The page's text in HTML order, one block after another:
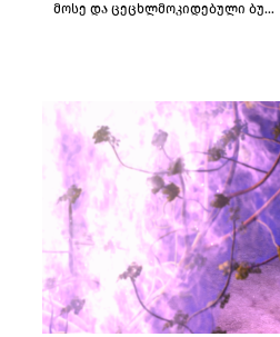
მოსე და ცეცხლმოკიდებული ბუჩქი.